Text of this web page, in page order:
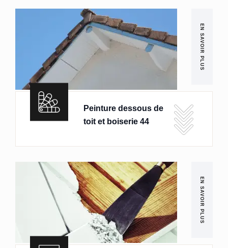
EN SAVOIR PLUS
Peinture dessous de
toit et boiserie 44
EN SAVOIR PLUS